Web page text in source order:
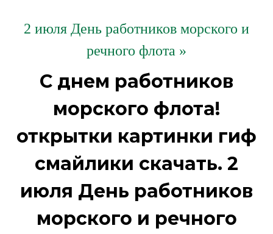
2 июля День работников морского и
речного флота »
С днем работников
морского флота!
открытки картинки гиф
смайлики скачать. 2
июля День работников
морского и речного